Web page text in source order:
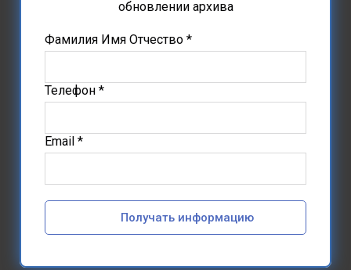
обновлении архива
Фамилия Имя Отчество *
Телефон *
Email *
Получать информацию